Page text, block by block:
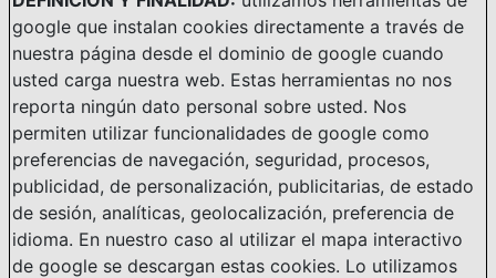
google que instalan cookies directamente a través de
nuestra página desde el dominio de google cuando
usted carga nuestra web. Estas herramientas no nos
reporta ningún dato personal sobre usted. Nos
permiten utilizar funcionalidades de google como
preferencias de navegación, seguridad, procesos,
publicidad, de personalización, publicitarias, de estado
de sesión, analíticas, geolocalización, preferencia de
idioma. En nuestro caso al utilizar el mapa interactivo
de google se descargan estas cookies. Lo utilizamos